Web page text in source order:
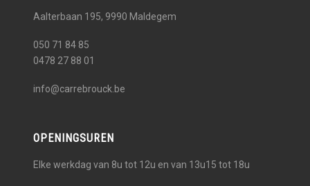
Aalterbaan 195, 9990 Maldegem
050 71 84 85
0478 27 88 01
info@carrebrouck.be
OPENINGSUREN
Elke werkdag van 8u tot 12u en van 13u15 tot 18u